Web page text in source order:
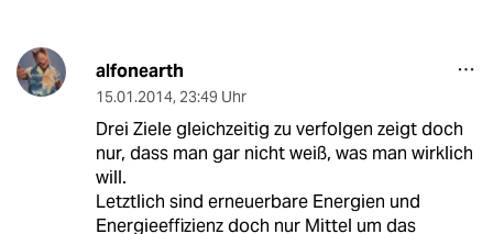
alfonearth
15.01.2014, 23:49 Uhr
Drei Ziele gleichzeitig zu verfolgen zeigt doch
nur, dass man gar nicht weiß, was man wirklich
will.
Letztlich sind erneuerbare Energien und
Energieeffizienz doch nur Mittel um das